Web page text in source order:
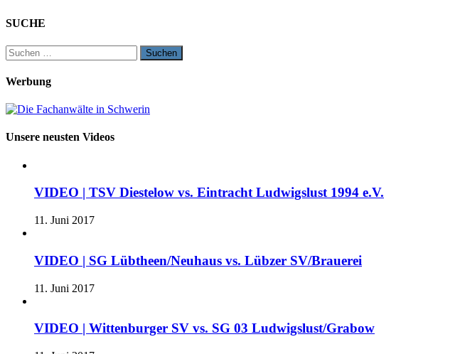
SUCHE
Suchen
nach:
Werbung
Unsere neusten Videos
VIDEO | TSV Diestelow vs. Eintracht Ludwigslust 1994 e.V.
11. Juni 2017
VIDEO | SG Lübtheen/Neuhaus vs. Lübzer SV/Brauerei
11. Juni 2017
VIDEO | Wittenburger SV vs. SG 03 Ludwigslust/Grabow